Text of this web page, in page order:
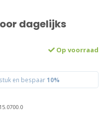
dagelijks
Op voorraad
en bespaar 10%